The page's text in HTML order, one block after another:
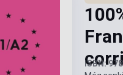
ISBN: